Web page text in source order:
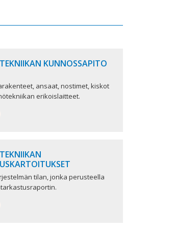
KUNNOSSAPITO
ansaat, nostimet, kiskot
erikoislaitteet.
tilan, jonka perusteella